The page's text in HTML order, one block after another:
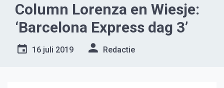
Column Lorenza en Wiesje:
‘Barcelona Express dag 3’
16 juli 2019 Redactie